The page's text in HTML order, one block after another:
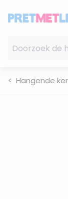
Hangende